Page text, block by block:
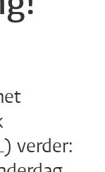
verder: